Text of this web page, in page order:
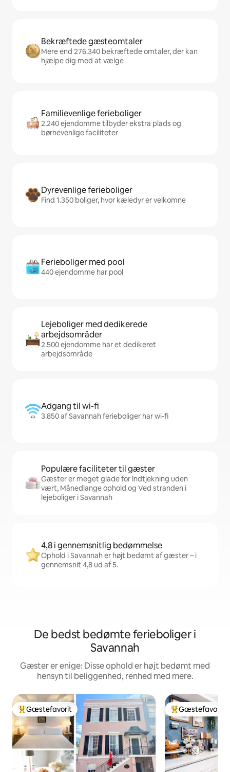
Bekræftede gæsteomtaler
Mere end 276.340 bekræftede omtaler, der kan
hjælpe dig med at vælge
Familievenlige ferieboliger
2.240 ejendomme tilbyder ekstra plads og
børnevenlige faciliteter
Dyrevenlige ferieboliger
Find 1.350 boliger, hvor kæledyr er velkomne
Ferieboliger med pool
440 ejendomme har pool
Lejeboliger med dedikerede
arbejdsområder
2.500 ejendomme har et dedikeret
arbejdsområde
Adgang til wi-fi
3.850 af Savannah ferieboliger har wi-fi
Populære faciliteter til gæster
Gæster er meget glade for Indtjekning uden
vært, Månedlange ophold og Ved stranden i
lejeboliger i Savannah
4,8 i gennemsnitlig bedømmelse
Ophold i Savannah er højt bedømt af gæster – i
gennemsnit 4,8 ud af 5.
De bedst bedømte ferieboliger i
Savannah
Gæster er enige: Disse ophold er højt bedømt med
hensyn til beliggenhed, renhed med mere.
Bedste gæstefavorit
Gæstefavorit Bedste
Gæstefavorit